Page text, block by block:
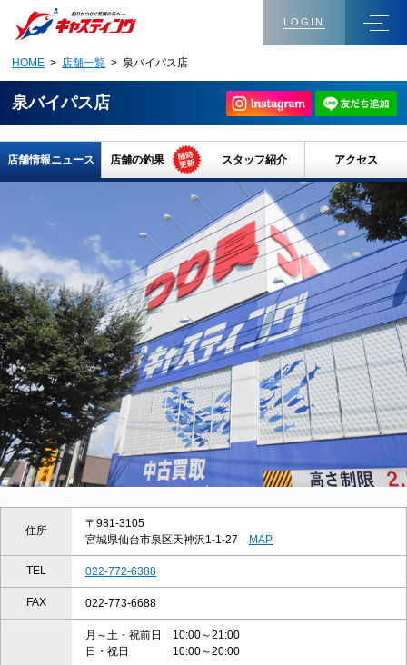
LOGIN
HOME > 店舗一覧 > 泉バイパス店
泉バイパス店
店舗情報ニュース 店舗の釣果 スタッフ紹介 アクセス
住所
〒981-3105
宮城県仙台市泉区天神沢1-1-27
MAP
TEL 022-772-6388
FAX 022-773-6688
月～土・祝前日 10:00～21:00
日・祝日 10:00～20:00